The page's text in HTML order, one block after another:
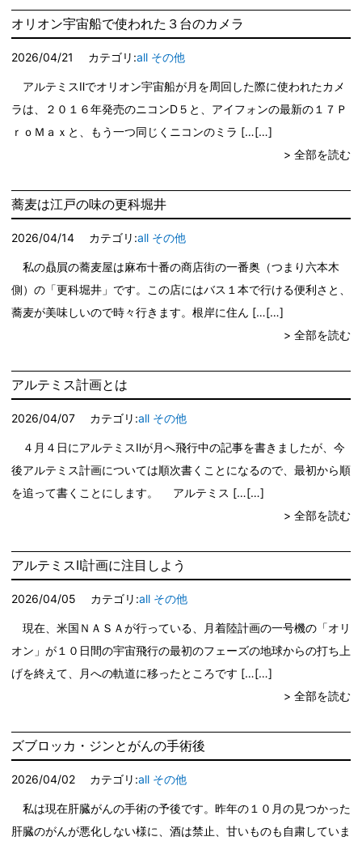
オリオン宇宙船で使われた３台のカメラ
2026/04/21 カテゴリ:all その他
アルテミスⅡでオリオン宇宙船が月を周回した際に使われたカメ
ラは、２０１６年発売のニコンⅮ５と、アイフォンの最新の１７Ｐ
ｒｏＭａｘと、もう一つ同じくニコンのミラ […
> 全部を読む
蕎麦は江戸の味の更科堀井
2026/04/14 カテゴリ:all その他
私の贔屓の蕎麦屋は麻布十番の商店街の一番奥（つまり六本木
側）の「更科堀井」です。この店にはバス１本で行ける便利さと、
蕎麦が美味しいので時々行きます。根岸に住ん […
> 全部を読む
アルテミス計画とは
2026/04/07 カテゴリ:all その他
４月４日にアルテミスⅡが月へ飛行中の記事を書きましたが、今
後アルテミス計画については順次書くことになるので、最初から順
を追って書くことにします。 アルテミス […
> 全部を読む
アルテミスII計画に注目しよう
2026/04/05 カテゴリ:all その他
現在、米国ＮＡＳＡが行っている、月着陸計画の一号機の「オリ
オン」が１０日間の宇宙飛行の最初のフェーズの地球からの打ち上
げを終えて、月への軌道に移ったところです […
> 全部を読む
ズブロッカ・ジンとがんの手術後
2026/04/02 カテゴリ:all その他
私は現在肝臓がんの手術の予後です。昨年の１０月の見つかった
肝臓のがんが悪化しない様に、酒は禁止、甘いものも自粛していま